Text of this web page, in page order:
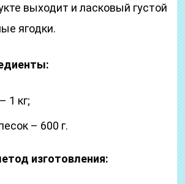
выходит и ласковый густой
ягодки.
1 кг;
– 600 г.
изготовления: